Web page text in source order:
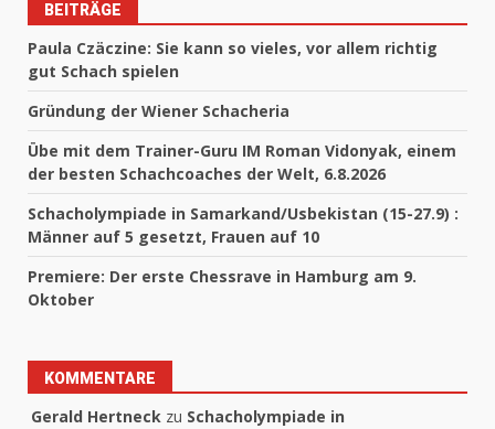
BEITRÄGE
Paula Czäczine: Sie kann so vieles, vor allem richtig
gut Schach spielen
Gründung der Wiener Schacheria
Übe mit dem Trainer-Guru IM Roman Vidonyak, einem
der besten Schachcoaches der Welt, 6.8.2026
Schacholympiade in Samarkand/Usbekistan (15-27.9) :
Männer auf 5 gesetzt, Frauen auf 10
Premiere: Der erste Chessrave in Hamburg am 9.
Oktober
KOMMENTARE
Gerald Hertneck zu Schacholympiade in